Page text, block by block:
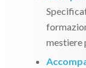
mestiere